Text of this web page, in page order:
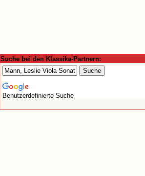
Suche bei den Klassika-Partnern:
Benutzerdefinierte Suche